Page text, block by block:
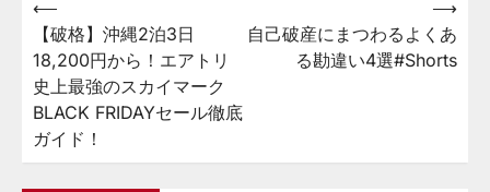
投
稿
ナ
ビ
ゲ
⟵
【破格】沖縄2泊3日
18,200円から！エアトリ
史上最強のスカイマーク
BLACK FRIDAYセール徹底
ガイド！
自己破産にまつわるよくあ
る勘違い4選#Shorts
⟶